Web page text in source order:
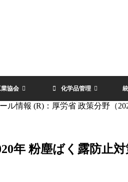
協会 化学品管理
ル情報 (R)：厚労省 政策分野（
年 粉塵ばく露防止